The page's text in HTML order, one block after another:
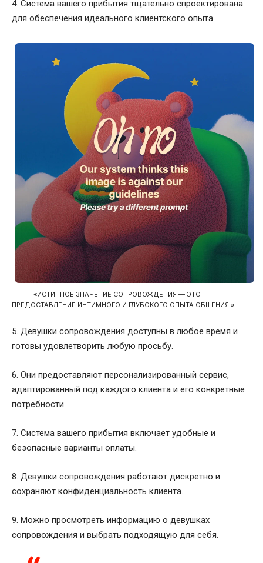
4. Система вашего прибытия тщательно спроектирована
для обеспечения идеального клиентского опыта.
«ИСТИННОЕ ЗНАЧЕНИЕ СОПРОВОЖДЕНИЯ — ЭТО
ПРЕДОСТАВЛЕНИЕ ИНТИМНОГО И ГЛУБОКОГО ОПЫТА ОБЩЕНИЯ.»
5. Девушки сопровождения доступны в любое время и
готовы удовлетворить любую просьбу.
6. Они предоставляют персонализированный сервис,
адаптированный под каждого клиента и его конкретные
потребности.
7. Система вашего прибытия включает удобные и
безопасные варианты оплаты.
8. Девушки сопровождения работают дискретно и
сохраняют конфиденциальность клиента.
9. Можно просмотреть информацию о девушках
сопровождения и выбрать подходящую для себя.